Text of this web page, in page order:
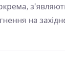
на